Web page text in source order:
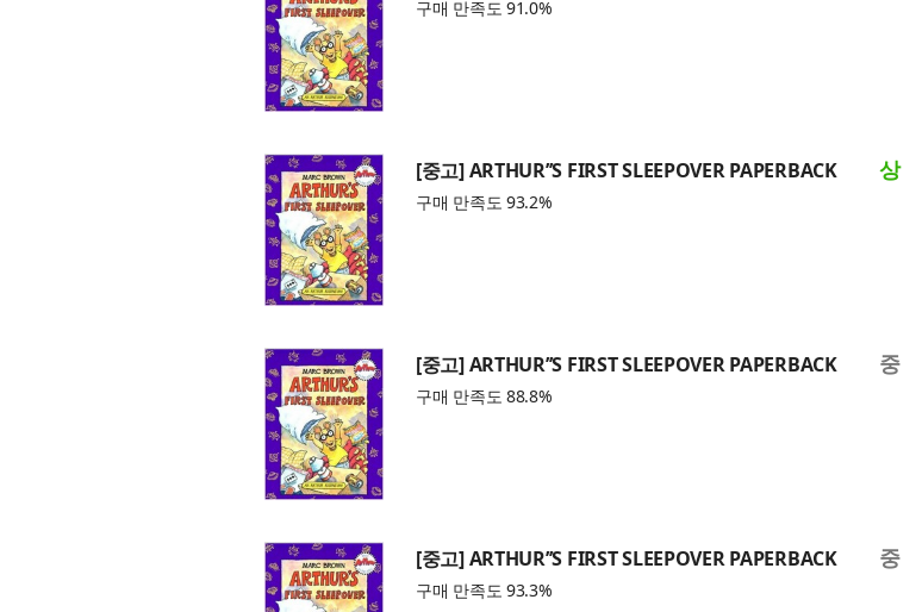
구매 만족도 91.0%
[중고] ARTHUR’’S FIRST SLEEPOVER PAPERBACK
구매 만족도 93.2%
상
[중고] ARTHUR’’S FIRST SLEEPOVER PAPERBACK
구매 만족도 88.8%
중
[중고] ARTHUR’’S FIRST SLEEPOVER PAPERBACK
구매 만족도 93.3%
중